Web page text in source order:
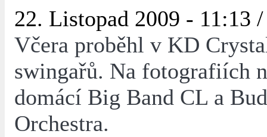
22. Listopad 2009 - 11:13 /
Včera proběhl v KD
swingařů. Na fotografiích
domácí Big Band CL a
Orchestra.